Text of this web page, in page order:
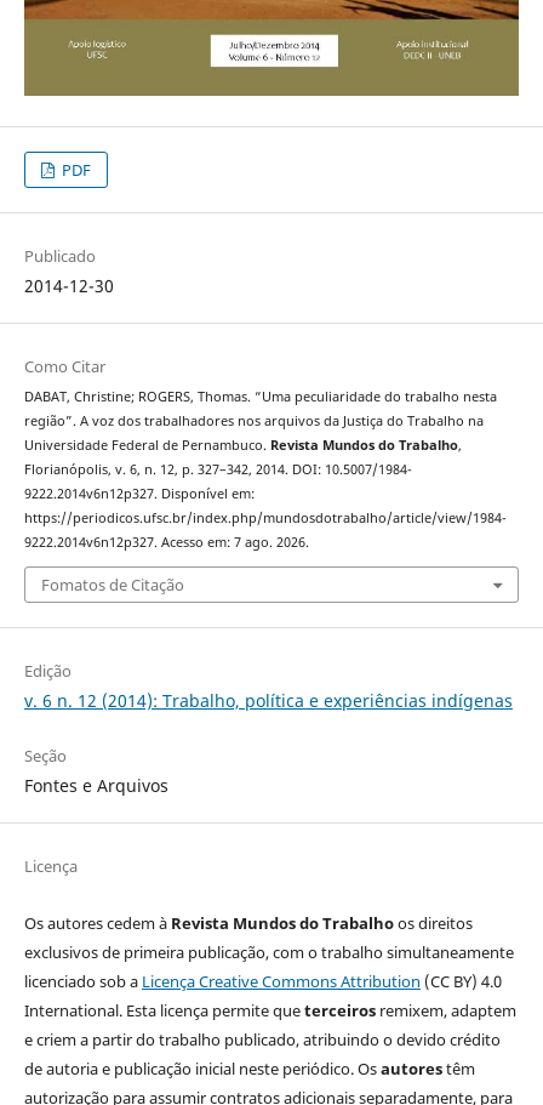
PDF
Publicado
2014-12-30
Como Citar
DABAT, Christine; ROGERS, Thomas. “Uma peculiaridade do trabalho nesta
região”. A voz dos trabalhadores nos arquivos da Justiça do Trabalho na
Universidade Federal de Pernambuco. Revista Mundos do Trabalho,
Florianópolis, v. 6, n. 12, p. 327–342, 2014. DOI: 10.5007/1984-
9222.2014v6n12p327. Disponível em:
https://periodicos.ufsc.br/index.php/mundosdotrabalho/article/view/1984-
9222.2014v6n12p327. Acesso em: 7 ago. 2026.
Fomatos de Citação
Edição
v. 6 n. 12 (2014): Trabalho, política e experiências indígenas
Seção
Fontes e Arquivos
Licença
Os autores cedem à Revista Mundos do Trabalhoos direitos
exclusivos de primeira publicação, com o trabalho simultaneamente
licenciado sob a Licença Creative Commons Attribution (CC BY) 4.0
International. Esta licença permite queterceirosremixem, adaptem
e criem a partir do trabalho publicado, atribuindo o devido crédito
de autoria e publicação inicial neste periódico. Osautorestêm
autorização para assumir contratos adicionais separadamente, para